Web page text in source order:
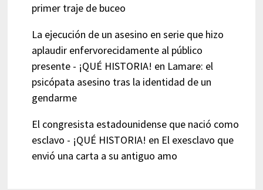
primer traje de buceo
La ejecución de un asesino en serie que hizo
aplaudir enfervorecidamente al público
presente - ¡QUÉ HISTORIA! en Lamare: el
psicópata asesino tras la identidad de un
gendarme
El congresista estadounidense que nació como
esclavo - ¡QUÉ HISTORIA! en El exesclavo que
envió una carta a su antiguo amo